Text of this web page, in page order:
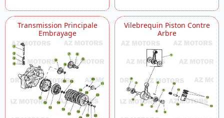
Transmission Principale
Embrayage
Vilebrequin Piston Contre
Arbre